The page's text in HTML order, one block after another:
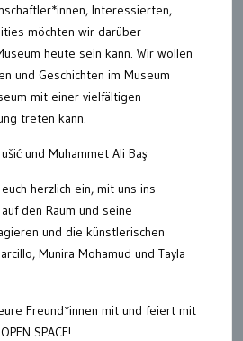
Interessierten,
möchten wir darüber
heute sein kann. Wir wollen
und Geschichten im Museum
mit einer vielfältigen
treten kann.
und Muhammet Ali Baş
herzlich ein, mit uns ins
den Raum und seine
und die künstlerischen
Munira Mohamud und Tayla
Freund*innen mit und feiert mit
SPACE!